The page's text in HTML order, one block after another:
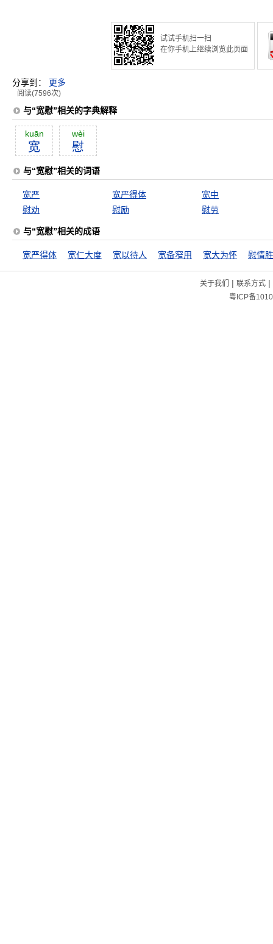
试试手机扫一扫
在你手机上继续浏览此页面
分享到： 更多
阅读(7596次)
与“宽慰”相关的字典解释
kuān
宽
wèi
慰
与“宽慰”相关的词语
宽严 宽严得体
宽中
慰劝
慰励 慰劳
与“宽慰”相关的成语
宽严得体 宽仁大度 宽以待人 宽备窄用 宽大为怀 慰情
关于我们 | 联系方式|
粤ICP备